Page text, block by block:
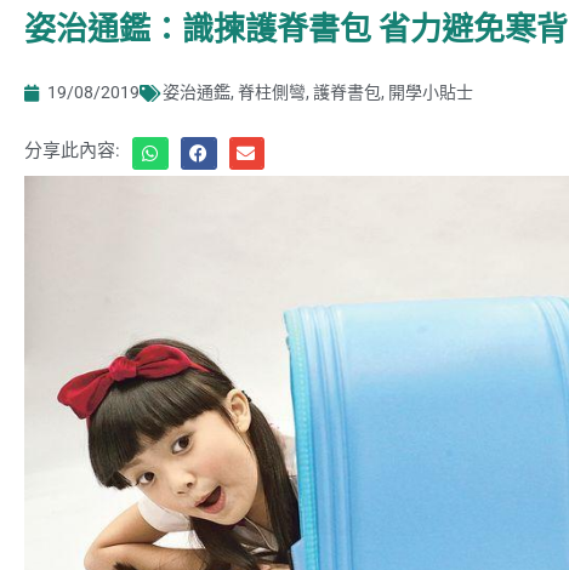
姿治通鑑：識揀護脊書包 省力避免寒背
19/08/2019 姿治通鑑, 脊柱側彎, 護脊書包, 開學小貼士
分享此內容: